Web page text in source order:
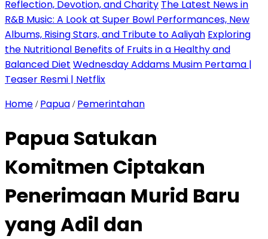
Reflection, Devotion, and Charity The Latest News in
R&B Music: A Look at Super Bowl Performances, New
Albums, Rising Stars, and Tribute to Aaliyah Exploring
the Nutritional Benefits of Fruits in a Healthy and
Balanced Diet Wednesday Addams Musim Pertama |
Teaser Resmi | Netflix
Home / Papua / Pemerintahan
Papua Satukan
Komitmen Ciptakan
Penerimaan Murid Baru
yang Adil dan